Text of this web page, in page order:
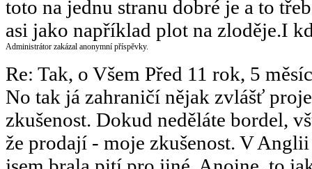
toto na jednu stranu dobré je a to
asi jako například plot na zloděje.I
Administrátor zakázal anonymní příspěvky.
Re: Tak, o Všem Před 11 rok, 5
No tak já zahraničí nějak zvlášť
zkušenost. Dokud neděláte bordel,
že prodají - moje zkušenost. V